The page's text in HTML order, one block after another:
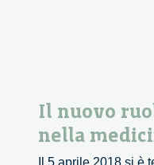
Il nuovo
nella